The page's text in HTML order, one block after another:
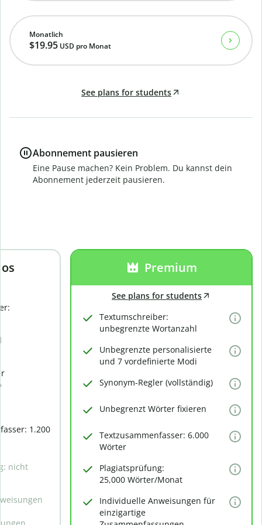
1.200
nicht
Premium
See plans for students
Textumschreiber:
unbegrenzte Wortanzahl
Unbegrenzte personalisierte
und 7 vordefinierte Modi
Synonym-Regler (vollständig)
Unbegrenzt Wörter fixieren
Textzusammenfasser: 6.000
Wörter
Plagiatsprüfung:
25,000 Wörter/Monat
Individuelle Anweisungen für
einzigartige
Monatlich
$19.95 USD pro Monat
See plans for students
Abonnement pausieren
Eine Pause machen? Kein Problem. Du kannst dein
Abonnement jederzeit pausieren.